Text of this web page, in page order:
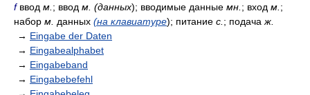
fввод м. ; ввод м. (данных); вводимые данные мн. ; вход м. ;
набор м. данных (на клавиатуре); питание с. ; подача ж.
→ Eingabe der Daten
→ Eingabealphabet
→ Eingabeband
→ Eingabebefehl